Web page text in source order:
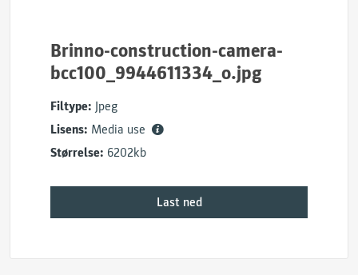
Brinno-construction-camera-
bcc100_9944611334_o.jpg
Filtype: Jpeg
Lisens: Media use
Størrelse: 6202kb
Last ned